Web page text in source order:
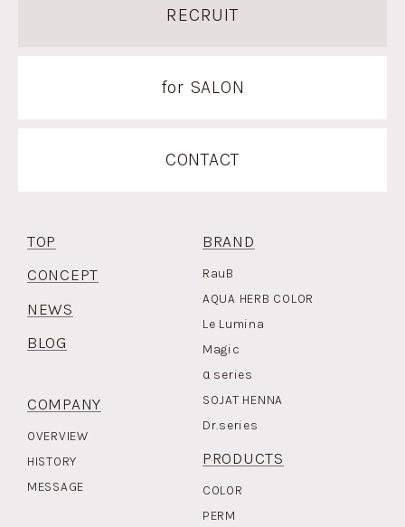
RECRUIT
for SALON
CONTACT
TOP
CONCEPT
NEWS
BLOG
BRAND
RauB
AQUA HERB COLOR
Le Lumina
Magic
α series
SOJAT HENNA
Dr.series
PRODUCTS
COLOR
PERM
COMPANY
OVERVIEW
HISTORY
MESSAGE